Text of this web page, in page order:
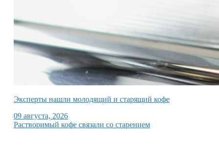
Эксперты нашли молодящий и старящий кофе
09 августа, 2026
Растворимый кофе связали со старением